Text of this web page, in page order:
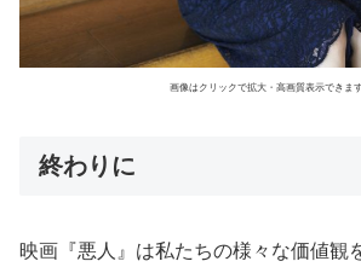
画像はクリックで拡大・高画質表示できます
終わりに
映画『悪人』は私たちの様々な価値観